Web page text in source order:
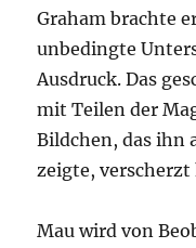
Graham brachte
unbedingte
Ausdruck. Das
mit Teilen der
Bildchen, das ihn
zeigte, verscherzt
Mau wird von